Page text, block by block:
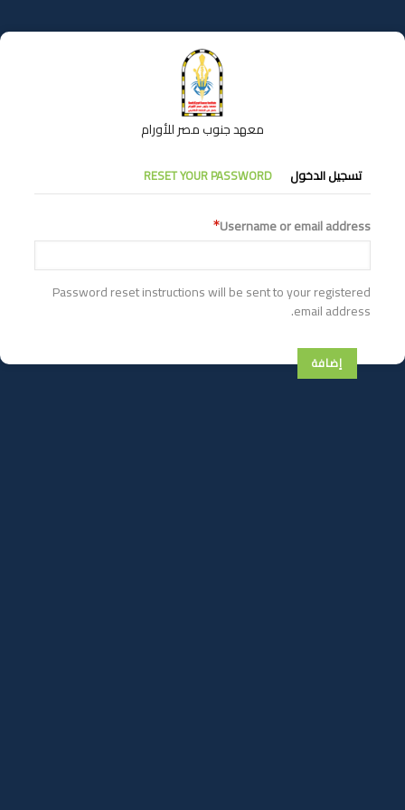
إلى
المحتوى
معهد جنوب مصر للأورام
التبويبات
الأساسية
تسجيل الدخول RESET YOUR PASSWORD
Username or email address
Password reset instructions will be sent to your registered
email address.